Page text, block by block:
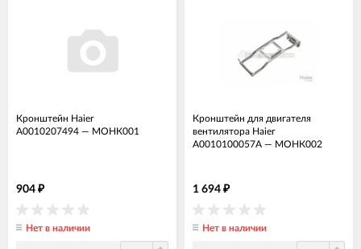
Кронштейн Haier
A0010207494 — МОНК001
904 ₽
Нет в наличии
Кронштейн для двигателя
вентилятора Haier
A0010100057A — МОНК002
1 694 ₽
Нет в наличии